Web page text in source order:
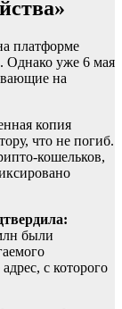
платформе
Однако уже 6 мая
на
копия
что не погиб.
кошельков,
были
с которого